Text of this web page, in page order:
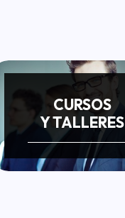
CURSOS
Y TALLERES